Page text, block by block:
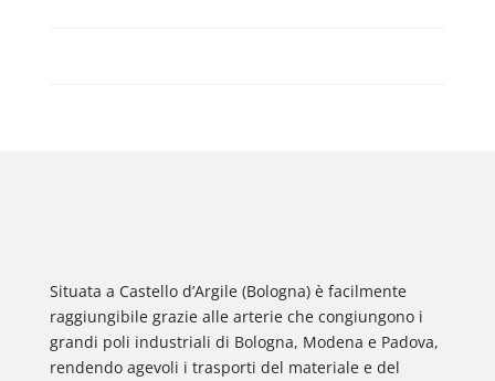
Situata a Castello d’Argile (Bologna) è facilmente
raggiungibile grazie alle arterie che congiungono i
grandi poli industriali di Bologna, Modena e Padova,
rendendo agevoli i trasporti del materiale e del